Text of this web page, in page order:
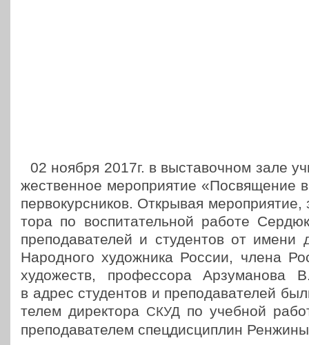
02 ноября 2017г. в выста­воч­ном зале
же­ствен­ное меро­при­я­тие «Посвя­ще­ние
пер­во­курс­ни­ков. Откры­вая
то­ра по вос­пи­та­тель­ной работе
пре­по­да­ва­те­лей и сту­ден­тов от имени
Народ­но­го худож­ни­ка России, члена
худо­жеств, про­фес­со­ра Арзу­ма­но­ва
в адрес сту­ден­тов и пре­по­да­ва­те­лей
те­лем дирек­то­ра СКУД по учебной
пре­по­да­ва­те­лем спец­дис­ци­плин